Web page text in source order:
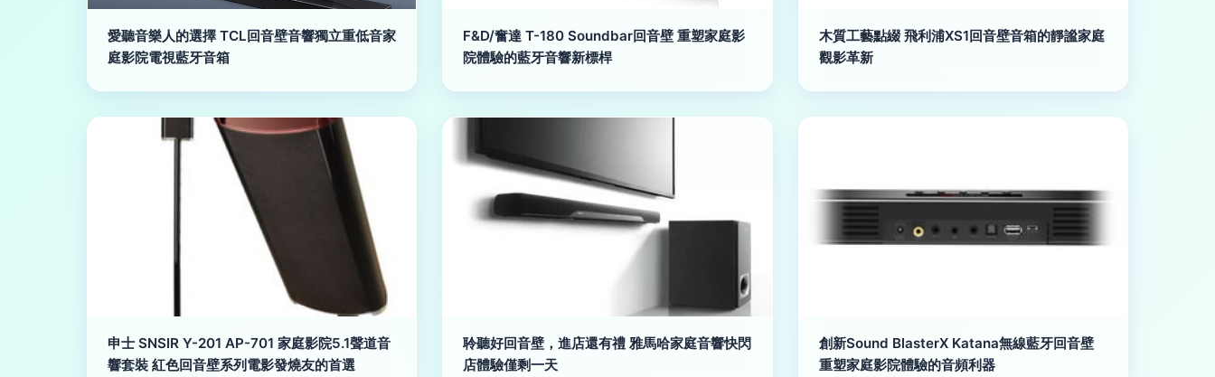
愛聽音樂人的選擇 TCL回音壁音響獨立重低音家
庭影院電視藍牙音箱
F&D/奮達 T-180 Soundbar回音壁 重塑家庭影
院體驗的藍牙音響新標桿
木質工藝點綴 飛利浦XS1回音壁音箱的靜謐家庭
觀影革新
申士 SNSIR Y-201 AP-701 家庭影院5.1聲道音
響套裝 紅色回音壁系列電影發燒友的首選
聆聽好回音壁，進店還有禮 雅馬哈家庭音響快閃
店體驗僅剩一天
創新Sound BlasterX Katana無線藍牙回音壁
重塑家庭影院體驗的音頻利器